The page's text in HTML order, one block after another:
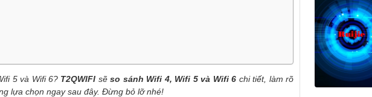
5 và Wifi 6? T2QWIFI sẽso sánh Wifi 4, Wifi 5 và Wifi 6 chi tiết, làm rõ
lựa chọn ngay sau đây. Đừng bỏ lỡ nhé!